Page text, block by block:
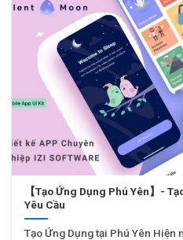
【Tạo Ứng Dụng Phú Yên】-
Yêu Cầu
Tạo Ứng Dụng tại Phú Yên Hiện